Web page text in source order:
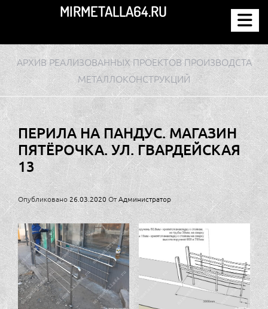
содержимому
MIRMETALLA64.RU
АРХИВ РЕАЛИЗОВАННЫХ ПРОЕКТОВ ПРОИЗВОДСТА
МЕТАЛЛОКОНСТРУКЦИЙ
ПЕРИЛА НА ПАНДУС. МАГАЗИН
ПЯТЁРОЧКА. УЛ. ГВАРДЕЙСКАЯ
13
Опубликовано26.03.2020 ОтАдминистратор